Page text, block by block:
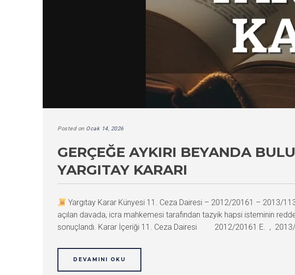
Posted on Ocak 14, 2026
GERÇEĞE AYKIRI BEYANDA
YARGITAY KARARI
Yargıtay Karar Künyesi 11. Ceza Dairesi – 2012/20161 – 2013/
açılan davada, icra mahkemesi tarafından tazyik hapsi isteminin
sonuçlandı. Karar İçeriği 11. Ceza Dairesi 2012/20161 E. , 2013/
DEVAMINI OKU